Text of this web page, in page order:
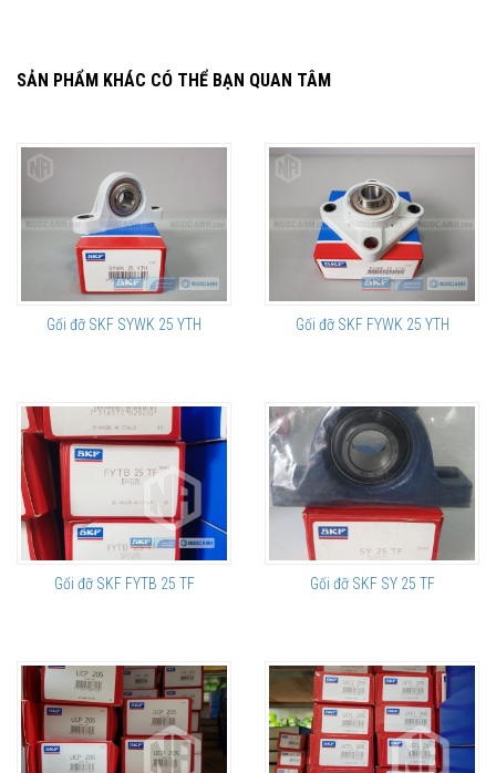
SẢN PHẨM KHÁC CÓ THỂ BẠN QUAN TÂM
Gối đỡ SKF SYWK 25 YTH Gối đỡ SKF FYWK 25 YTH
Gối đỡ SKF FYTB 25 TF Gối đỡ SKF SY 25 TF